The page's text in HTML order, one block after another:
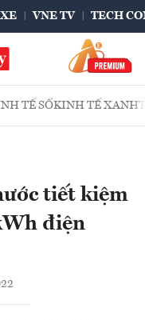
XE VNE TV TECH
TẾ SỐKINH TẾ XANH
tiết kiệm
điện